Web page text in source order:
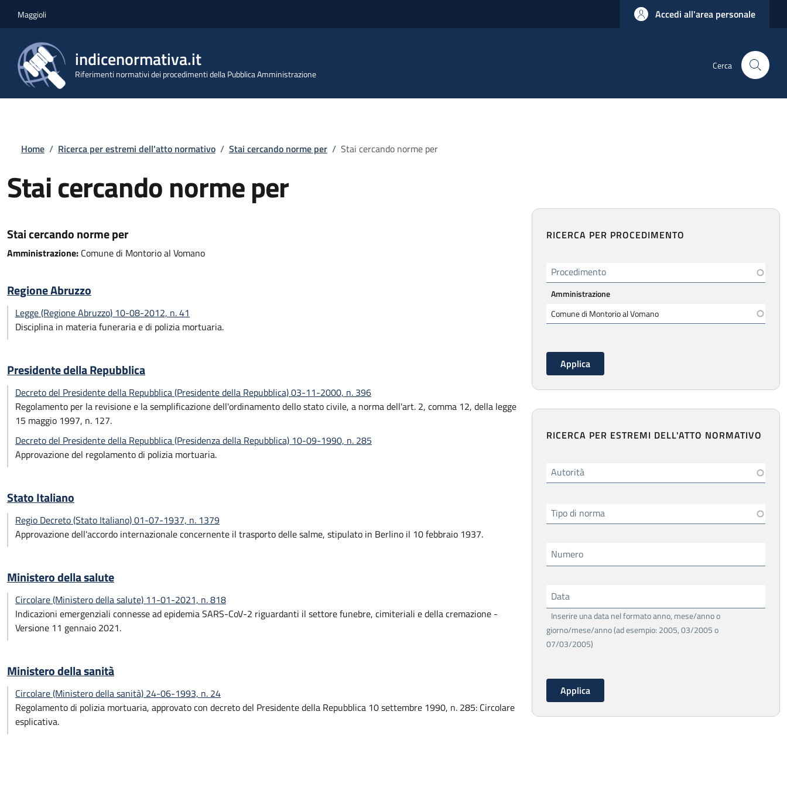
Maggioli Accedi all'area personale
indicenormativa.it
Riferimenti normativi dei procedimenti della Pubblica Amministrazione
Cerca
Briciole di pane
Home / Ricerca per estremi dell'atto normativo / Stai cercando norme per / Stai cercando norme per
Stai cercando norme per
Stai cercando norme per
Amministrazione: Comune di Montorio al Vomano
Regione Abruzzo
Legge (Regione Abruzzo) 10-08-2012, n. 41
Disciplina in materia funeraria e di polizia mortuaria.
Presidente della Repubblica
Decreto del Presidente della Repubblica (Presidente della Repubblica) 03-11-2000, n. 396
Regolamento per la revisione e la semplificazione dell'ordinamento dello stato civile, a norma dell'art. 2, comma 12, della legge
15 maggio 1997, n. 127.
Decreto del Presidente della Repubblica (Presidenza della Repubblica) 10-09-1990, n. 285
Approvazione del regolamento di polizia mortuaria.
Stato Italiano
Regio Decreto (Stato Italiano) 01-07-1937, n. 1379
Approvazione dell'accordo internazionale concernente il trasporto delle salme, stipulato in Berlino il 10 febbraio 1937.
Ministero della salute
Circolare (Ministero della salute) 11-01-2021, n. 818
Indicazioni emergenziali connesse ad epidemia SARS-CoV-2 riguardanti il settore funebre, cimiteriali e della cremazione -
Versione 11 gennaio 2021.
Ministero della sanità
Circolare (Ministero della sanità) 24-06-1993, n. 24
Regolamento di polizia mortuaria, approvato con decreto del Presidente della Repubblica 10 settembre 1990, n. 285: Circolare
esplicativa.
RICERCA PER PROCEDIMENTO
Procedimento
Amministrazione
RICERCA PER ESTREMI DELL'ATTO NORMATIVO
Autorità
Tipo di norma
Numero
Data
Inserire una data nel formato anno, mese/anno o
giorno/mese/anno (ad esempio: 2005, 03/2005 o
07/03/2005)